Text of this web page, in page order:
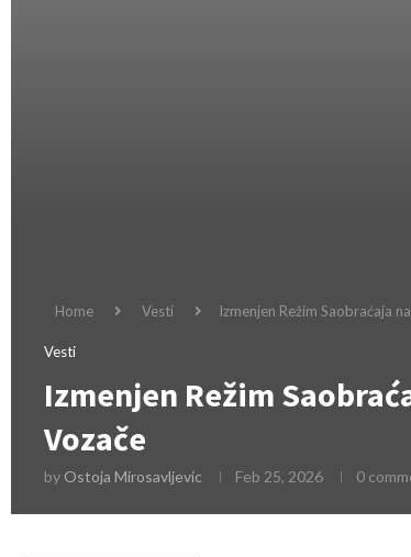
Home Vesti Izmenjen Režim Saobraćaja
Vesti
Izmenjen Režim
Vozače
by Ostoja Mirosavljevic Feb 25, 2026 0